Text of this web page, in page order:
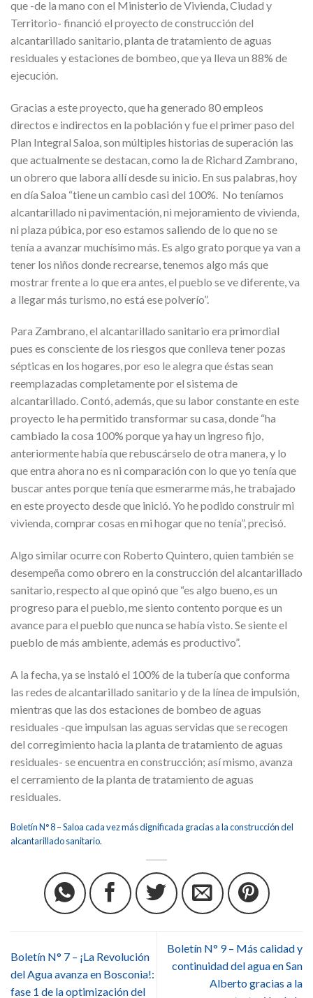
que -de la mano con el Ministerio de Vivienda, Ciudad y
Territorio- financió el proyecto de construcción del
alcantarillado sanitario, planta de tratamiento de aguas
residuales y estaciones de bombeo, que ya lleva un 88% de
ejecución.
Gracias a este proyecto, que ha generado 80 empleos
directos e indirectos en la población y fue el primer paso del
Plan Integral Saloa, son múltiples historias de superación las
que actualmente se destacan, como la de Richard Zambrano,
un obrero que labora allí desde su inicio. En sus palabras, hoy
en día Saloa “tiene un cambio casi del 100%. No teníamos
alcantarillado ni pavimentación, ni mejoramiento de vivienda,
ni plaza púbica, por eso estamos saliendo de lo que no se
tenía a avanzar muchísimo más. Es algo grato porque ya van a
tener los niños donde recrearse, tenemos algo más que
mostrar frente a lo que era antes, el pueblo se ve diferente, va
a llegar más turismo, no está ese polverío”.
Para Zambrano, el alcantarillado sanitario era primordial
pues es consciente de los riesgos que conlleva tener pozas
sépticas en los hogares, por eso le alegra que éstas sean
reemplazadas completamente por el sistema de
alcantarillado. Contó, además, que su labor constante en este
proyecto le ha permitido transformar su casa, donde “ha
cambiado la cosa 100% porque ya hay un ingreso fijo,
anteriormente había que rebuscárselo de otra manera, y lo
que entra ahora no es ni comparación con lo que yo tenía que
buscar antes porque tenía que esmerarme más, he trabajado
en este proyecto desde que inició. Yo he podido construir mi
vivienda, comprar cosas en mi hogar que no tenía”, precisó.
Algo similar ocurre con Roberto Quintero, quien también se
desempeña como obrero en la construcción del alcantarillado
sanitario, respecto al que opinó que “es algo bueno, es un
progreso para el pueblo, me siento contento porque es un
avance para el pueblo que nunca se había visto. Se siente el
pueblo de más ambiente, además es productivo”.
A la fecha, ya se instaló el 100% de la tubería que conforma
las redes de alcantarillado sanitario y de la línea de impulsión,
mientras que las dos estaciones de bombeo de aguas
residuales -que impulsan las aguas servidas que se recogen
del corregimiento hacia la planta de tratamiento de aguas
residuales- se encuentra en construcción; así mismo, avanza
el cerramiento de la planta de tratamiento de aguas
residuales.
Boletín N° 8 – Saloa cada vez más dignificada gracias a la construcción del
alcantarillado sanitario.
Boletín N° 7 – ¡La Revolución
del Agua avanza en Bosconia!:
fase 1 de la optimización del
Boletín N° 9 – Más calidad y
continuidad del agua en San
Alberto gracias a la